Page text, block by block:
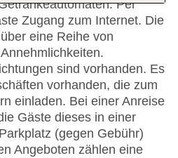
Per
Zugang zum Internet. Die
eine Reihe von
sind vorhanden. Es
vorhanden, die zum
einladen. Bei einer Anreise
Gäste dieses in einer
(gegen Gebühr)
Angeboten zählen eine